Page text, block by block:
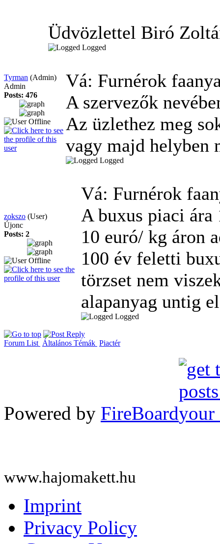
Üdvözlettel Biró
Logged
Tyrman (Admin)
Admin
Posts: 476
Vá: Furnérok
A szervezők
Az üzlethez meg
vagy majd helyben
Logged
zokszo (User)
Újonc
Posts: 2
Vá: Furnérok
A buxus piaci
10 euró/ kg áron
100 év feletti
törzset nem
alapanyag untig
Logged
Forum List Általános Témák Piactér
Powered by FireBoard
www.hajomakett.hu
Imprint
Privacy Policy